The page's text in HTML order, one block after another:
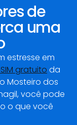
de
uma
estresse em
gratuito da
Mosteiro dos
você pode
o que você